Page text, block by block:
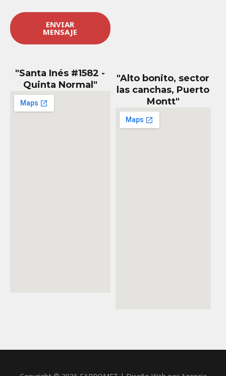
ENVIAR
MENSAJE
"Santa Inés #1582 -
Quinta Normal"
"Alto bonito, sector
las canchas, Puerto
Montt"